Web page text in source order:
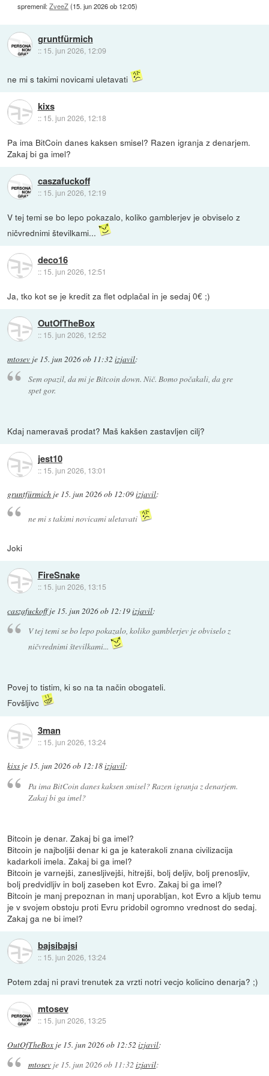
spremenil:ZveeZ(15. jun 2026 ob 12:05)
gruntfürmich
:: 15. jun 2026, 12:09
ne mi s takimi novicami uletavati
kixs
:: 15. jun 2026, 12:18
Pa ima BitCoin danes kaksen smisel? Razen igranja z denarjem.
Zakaj bi ga imel?
caszafuckoff
:: 15. jun 2026, 12:19
V tej temi se bo lepo pokazalo, koliko gamblerjev je obviselo z
ničvrednimi številkami...
deco16
:: 15. jun 2026, 12:51
Ja, tko kot se je kredit za flet odplačal in je sedaj 0€ ;)
OutOfTheBox
:: 15. jun 2026, 12:52
mtosev je 15. jun 2026 ob 11:32 izjavil:
Sem opazil, da mi je Bitcoin down. Nič. Bomo počakali, da gre
spet gor.
Kdaj nameravaš prodat? Maš kakšen zastavljen cilj?
jest10
:: 15. jun 2026, 13:01
gruntfürmich je 15. jun 2026 ob 12:09izjavil:
ne mi s takimi novicami uletavati
Joki
FireSnake
:: 15. jun 2026, 13:15
caszafuckoffje 15. jun 2026 ob 12:19izjavil:
V tej temi se bo lepo pokazalo, koliko gamblerjev je obviselo z
ničvrednimi številkami...
Povej to tistim, ki so na ta način obogateli.
Fovšljivc
3man
:: 15. jun 2026, 13:24
kixs je 15. jun 2026 ob 12:18izjavil:
Pa ima BitCoin danes kaksen smisel? Razen igranja z denarjem.
Zakaj bi ga imel?
Bitcoin je denar. Zakaj bi ga imel?
Bitcoin je najboljši denar ki ga je katerakoli znana civilizacija
kadarkoli imela. Zakaj bi ga imel?
Bitcoin je varnejši, zanesljivejši, hitrejši, bolj deljiv, bolj prenosljiv,
bolj predvidljiv in bolj zaseben kot Evro. Zakaj bi ga imel?
Bitcoin je manj prepoznan in manj uporabljan, kot Evro a kljub temu
je v svojem obstoju proti Evru pridobil ogromno vrednost do sedaj.
Zakaj ga ne bi imel?
bajsibajsi
:: 15. jun 2026, 13:24
Potem zdaj ni pravi trenutek za vrzti notri vecjo kolicino denarja? ;)
mtosev
:: 15. jun 2026, 13:25
OutOfTheBox je 15. jun 2026 ob 12:52 izjavil:
mtosevje 15. jun 2026 ob 11:32 izjavil: